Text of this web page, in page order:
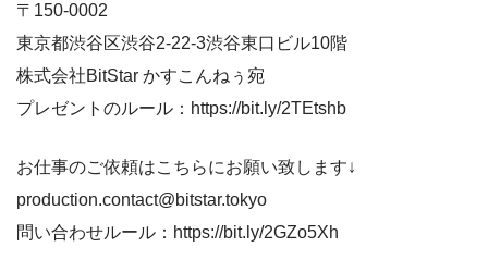
〒150-0002
東京都渋谷区渋谷2-22-3渋谷東口ビル10階
株式会社BitStar かすこんねぅ宛
プレゼントのルール：https://bit.ly/2TEtshb
お仕事のご依頼はこちらにお願い致します↓
production.contact@bitstar.tokyo
問い合わせルール：https://bit.ly/2GZo5Xh